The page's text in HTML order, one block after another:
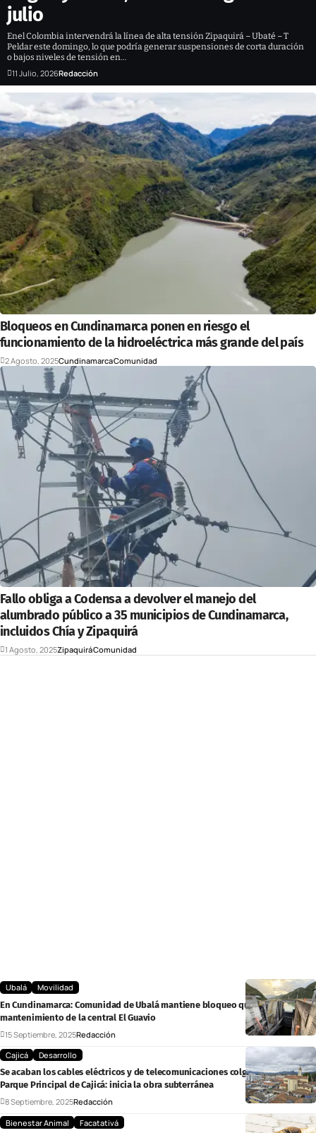
julio
Enel Colombia intervendrá la línea de alta tensión Zipaquirá – Ubaté – T
Peldar este domingo, lo que podría generar suspensiones de corta duración
o bajos niveles de tensión en…
11 Julio, 2026Redacción
Bloqueos en Cundinamarca ponen en riesgo el
funcionamiento de la hidroeléctrica más grande del país
2 Agosto, 2025CundinamarcaComunidad
Fallo obliga a Codensa a devolver el manejo del
alumbrado público a 35 municipios de Cundinamarca,
incluidos Chía y Zipaquirá
1 Agosto, 2025ZipaquiráComunidad
Ubalá
Movilidad
En Cundinamarca: Comunidad de Ubalá mantiene bloqueo que retrasa el
mantenimiento de la central El Guavio
15 Septiembre, 2025Redacción
Cajicá
Desarrollo
Se acaban los cables eléctricos y de telecomunicaciones colgados en el
Parque Principal de Cajicá: inicia la obra subterránea
8 Septiembre, 2025Redacción
Bienestar Animal
Facatativá